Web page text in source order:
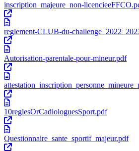
inscription_majeure_non-
reglement-CLUB-du-
Autorisation-parentale-pour-mineur.pdf
10reglesOrCadiologuesSport.pdf
Questionnaire_sante_sportif_majeur.pdf